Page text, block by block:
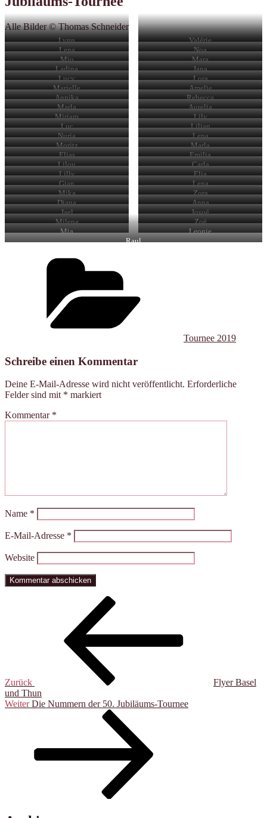
Alle Bilder © Thomas Schneider
Lynn
Valérie
Lena
Noa
Mio
Mara
Ladina
Jana
Lucy
Lora
Marielle
Amelie
Annika
Rebecca
Marla
Aurelia
Mirjam
Lily
Luc
Lilian
Nuria
Lena
Moritz
Marla
Elias
Emilia
Lilou
Carla
Lilly
Elia
Gian
Lena
Mika
Zora
Diana
Anna
Jael
Josué
Milena
Zoë
Mia
Leonie
Raul
Tournee 2019
Schreibe einen Kommentar
Deine E-Mail-Adresse wird nicht veröffentlicht. Erforderliche
Felder sind mit * markiert
Kommentar *
Name *
E-Mail-Adresse *
Website
Beitragsnavigation
Zurück
Flyer Basel
und Thun
Nächster
Weiter Die Nummern der 50. Jubiläums-Tournee